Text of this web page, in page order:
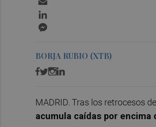
BORJA RUBIO (XTB)
MADRID. Tras los retrocesos
acumula caídas por encima